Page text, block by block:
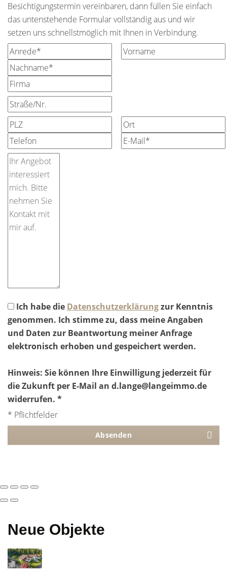
Besichtigungstermin vereinbaren, dann füllen Sie einfach
das untenstehende Formular vollständig aus und wir
setzen uns schnellstmöglich mit Ihnen in Verbindung.
Ich habe die Datenschutzerklärungzur Kenntnis
genommen. Ich stimme zu, dass meine Angaben
und Daten zur Beantwortung meiner Anfrage
elektronisch erhoben und gespeichert werden.
Hinweis: Sie können Ihre Einwilligung jederzeit für
die Zukunft per E-Mail an d.lange@langeimmo.de
widerrufen. *
* Pflichtfelder
Absenden
Neue Objekte